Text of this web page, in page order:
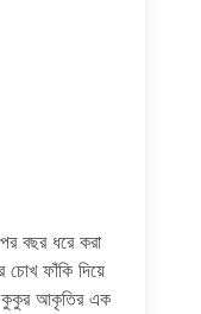
বছর ধরে করা
ফাঁকি দিয়ে
কুকুর আকৃতির এক